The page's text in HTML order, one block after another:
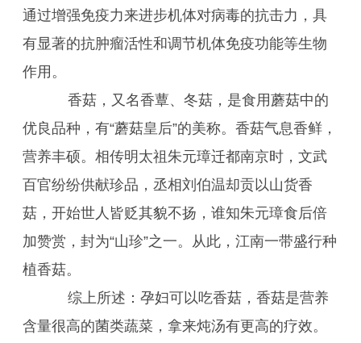
通过增强免疫力来进步机体对病毒的抗击力，具
有显著的抗肿瘤活性和调节机体免疫功能等生物
作用。
香菇，又名香蕈、冬菇，是食用蘑菇中的
优良品种，有“蘑菇皇后”的美称。香菇气息香鲜，
营养丰硕。相传明太祖朱元璋迁都南京时，文武
百官纷纷供献珍品，丞相刘伯温却贡以山货香
菇，开始世人皆贬其貌不扬，谁知朱元璋食后倍
加赞赏，封为“山珍”之一。从此，江南一带盛行种
植香菇。
综上所述：孕妇可以吃香菇，香菇是营养
含量很高的菌类蔬菜，拿来炖汤有更高的疗效。